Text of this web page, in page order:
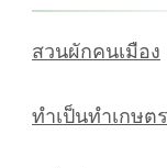
สวนผักคนเมือง
ทำเป็นทำเกษตร